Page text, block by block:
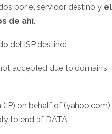
por el servidor destino y el
de ahí.
del ISP destino:
accepted due to domain’s
(IP) on behalf of (yahoo.com)
to end of DATA